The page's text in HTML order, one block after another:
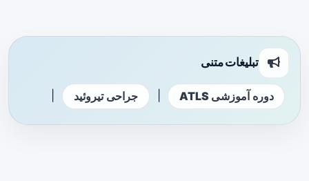
تبلیغات متنی
دوره آموزشی ATLS جراحی تیروئید